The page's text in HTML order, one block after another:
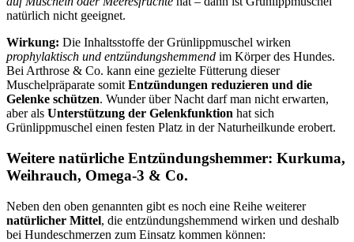
natürlich nicht geeignet.
Wirkung: Die Inhaltsstoffe der Grünlippmuschel wirken
prophylaktisch und entzündungshemmend im Körper des Hundes.
Bei Arthrose & Co. kann eine gezielte Fütterung dieser
Muschelpräparate somitEntzündungen reduzieren und die
Gelenke schützen. Wunder über Nacht darf man nicht erwarten,
aber als Unterstützung der Gelenkfunktion hat sich
Grünlippmuschel einen festen Platz in der Naturheilkunde erobert.
Weitere natürliche Entzündungshemmer: Kurkuma,
Weihrauch, Omega-3 & Co.
Neben den oben genannten gibt es noch eine Reihe weiterer
natürlicher Mittel, die entzündungshemmend wirken und deshalb
bei Hundeschmerzen zum Einsatz kommen können: